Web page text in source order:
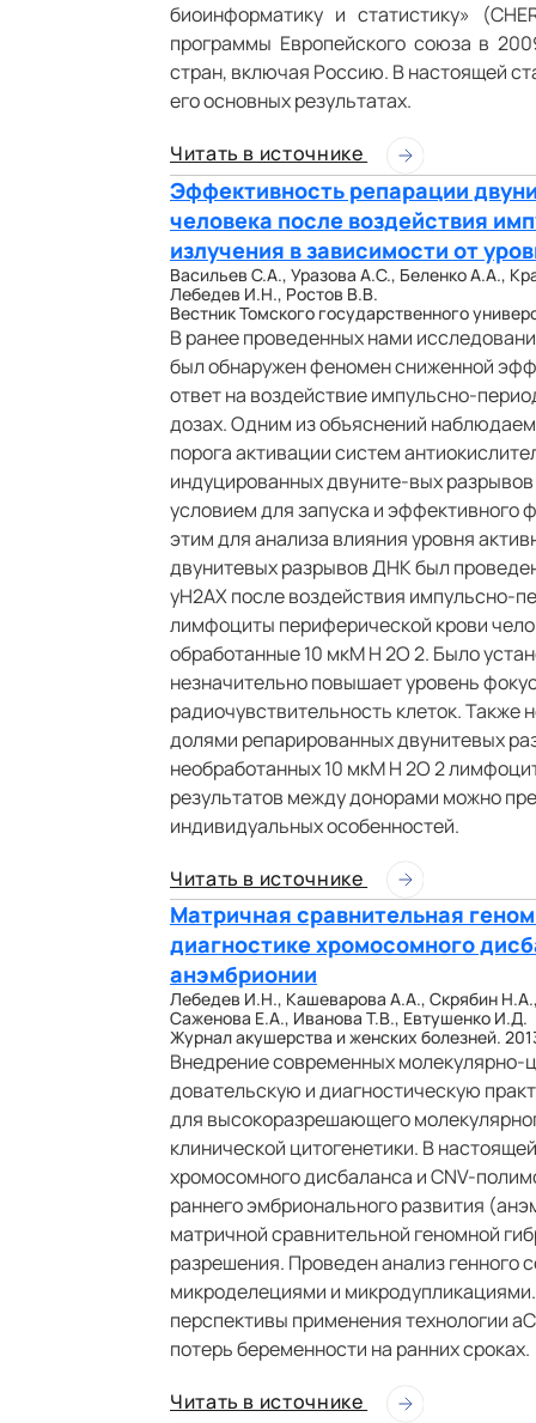
биоинформатику и статистику»
программы Европейского союза в
стран, включая Россию. В настоящей
его основных результатах.
Читать в источнике
Эффективность репарации
человека после воздействия
излучения в зависимости от
Васильев С.А., Уразова А.С., Беленко А.А.,
Лебедев И.Н., Ростов В.В.
Вестник Томского государственного
В ранее проведенных нами
был обнаружен феномен сниженной
ответ на воздействие импульсно-
дозах. Одним из объяснений
порога активации систем
индуцированных двуните-вых
условием для запуска и эффективного
этим для анализа влияния уровня
двунитевых разрывов ДНК был
yH2AX после воздействия импульсно-
лимфоциты периферической крови
обработанные 10 мкМ H 2O 2. Было
незначительно повышает уровень
радиочувствительность клеток.
долями репарированных двунитевых
необработанных 10 мкМ H 2O 2
результатов между донорами можно
индивидуальных особенностей.
Читать в источнике
Матричная сравнительная
диагностике хромосомного
анэмбрионии
Лебедев И.Н., Кашеварова А.А., Скрябин
Саженова Е.А., Иванова Т.В., Евтушенко И.Д.
Журнал акушерства и женских болезней.
Внедрение современных молекулярно-
довательскую и диагностическую
для высокоразрешающего
клинической цитогенетики. В
хромосомного дисбаланса и CNV-
раннего эмбрионального развития
матричной сравнительной геномной
разрешения. Проведен анализ генного
микроделециями и
перспективы применения технологии
потерь беременности на ранних сроках.
Читать в источнике